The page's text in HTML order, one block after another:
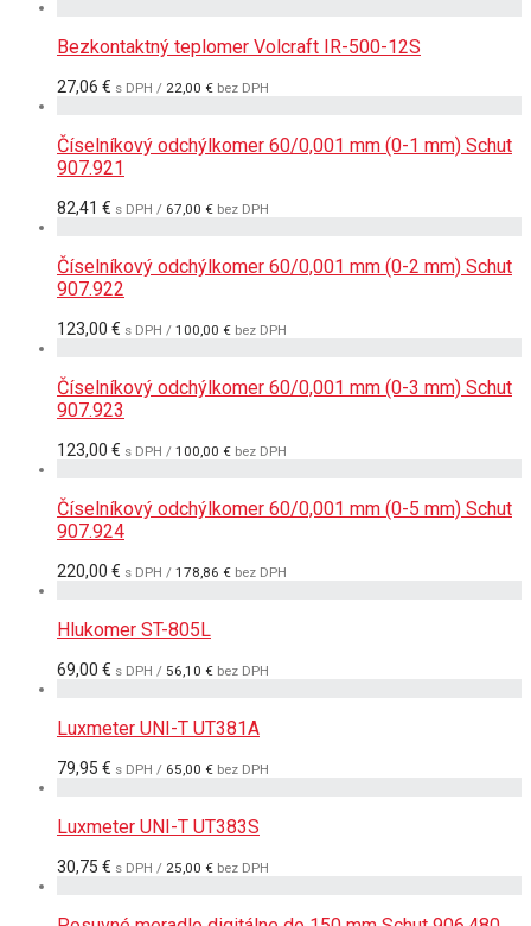
Bezkontaktný teplomer Volcraft IR-500-12S
27,06 € s DPH / 22,00 € bez DPH
Číselníkový odchýlkomer 60/0,001 mm (0-1 mm) Schut
907.921
82,41 € s DPH / 67,00 € bez DPH
Číselníkový odchýlkomer 60/0,001 mm (0-2 mm) Schut
907.922
123,00 € s DPH / 100,00 € bez DPH
Číselníkový odchýlkomer 60/0,001 mm (0-3 mm) Schut
907.923
123,00 € s DPH / 100,00 € bez DPH
Číselníkový odchýlkomer 60/0,001 mm (0-5 mm) Schut
907.924
220,00 € s DPH / 178,86 € bez DPH
Hlukomer ST-805L
69,00 € s DPH / 56,10 € bez DPH
Luxmeter UNI-T UT381A
79,95 € s DPH / 65,00 € bez DPH
Luxmeter UNI-T UT383S
30,75 € s DPH / 25,00 € bez DPH